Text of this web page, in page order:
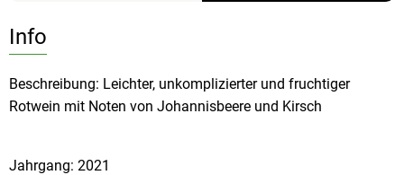
Info
Beschreibung: Leichter, unkomplizierter und fruchtiger
Rotwein mit Noten von Johannisbeere und Kirsch
Jahrgang: 2021